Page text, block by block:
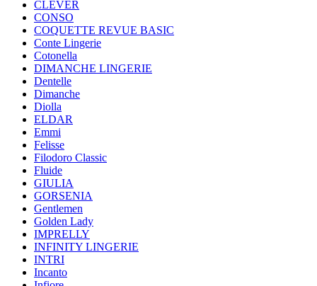
CLEVER
CONSO
COQUETTE REVUE BASIC
Conte Lingerie
Cotonella
DIMANCHE LINGERIE
Dentelle
Dimanche
Diolla
ELDAR
Emmi
Felisse
Filodoro Classic
Fluide
GIULIA
GORSENIA
Gentlemen
Golden Lady
IMPRELLY
INFINITY LINGERIE
INTRI
Incanto